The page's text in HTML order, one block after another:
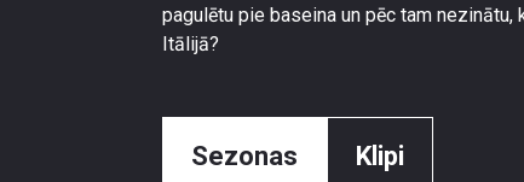
pagulētu pie baseina un pēc tam
Itālijā?
Sezonas Klipi